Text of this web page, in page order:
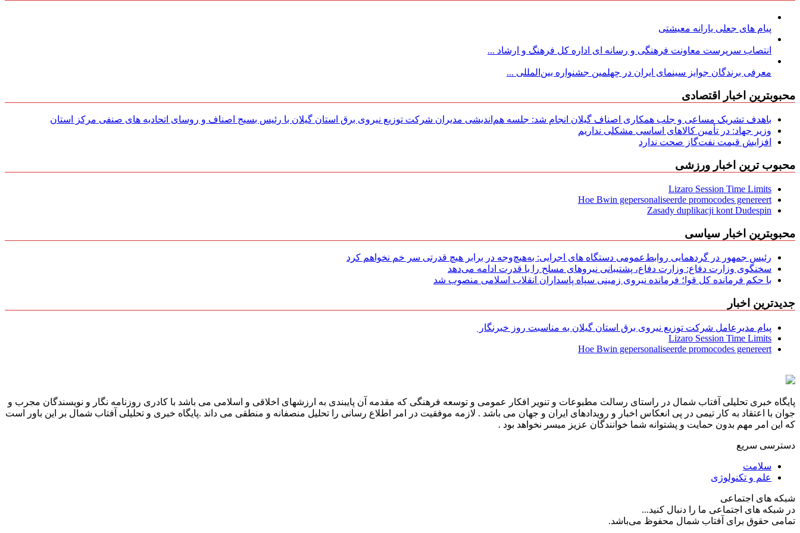
پیام های جعلی یارانه معیشتی
انتصاب سرپرست معاونت فرهنگی و رسانه ای اداره کل فرهنگ و ارشاد ...
معرفی برندگان جوایز سینمای ایران در چهلمین جشنواره بین‌المللی ...
محبوبترین اخبار اقتصادی
باهدف تشریک مساعی و جلب همکاری اصناف گیلان انجام شد: جلسه هم‌اندیشی مدیران شركت توزیع نیروی برق استان گیلان با رئیس بسیج اصناف و روسای اتحادیه های صنفی مركز استان
وزیر جهاد: در تأمین کالاهای اساسی مشکلی نداریم
افزایش قیمت نفت‌گاز صحت ندارد
محبوب ترین اخبار ورزشی
Lizaro Session Time Limits
Hoe Bwin gepersonaliseerde promocodes genereert
Zasady duplikacji kont Dudespin
محبوبترین اخبار سیاسی
رئیس جمهور در گردهمایی روابط‌عمومی دستگاه های اجرایی: به‌هیچ‌وجه در برابر هیچ قدرتی سر خم نخواهم کرد
سخنگوی وزارت دفاع: وزارت دفاع، پشتیبانی نیرو‌های مسلح را با قدرت ادامه می‌دهد
با حکم فرمانده کل قوا؛ فرمانده نیروی زمینی سپاه پاسداران انقلاب اسلامی منصوب شد
جدیدترین اخبار
پیام مدیرعامل شركت توزیع نیروی برق استان گیلان به مناسبت روز خبرنگار ‌
Lizaro Session Time Limits
Hoe Bwin gepersonaliseerde promocodes genereert
پایگاه خبری تحلیلی آفتاب شمال در راستای رسالت مطبوعات و تنویر افکار عمومی و توسعه فرهنگی که مقدمه آن پایبندی به ارزشهای اخلاقی و اسلامی می باشد با کادری روزنامه نگار و نویسندگان مجرب و
جوان با اعتقاد به کار تیمی در پی انعکاس اخبار و رویدادهای ایران و جهان می باشد . لازمه موفقیت در امر اطلاع رسانی را تحلیل منصفانه و منطقی می داند .پایگاه خبری و تحلیلی آفتاب شمال بر این باور است
که این امر مهم بدون حمایت و پشتوانه شما خوانندگان عزیز میسر نخواهد بود .
دسترسی سریع
سلامت
علم و تکنولوژی
شبکه های اجتماعی
در شبکه های اجتماعی ما را دنبال کنید...
تمامی حقوق برای آفتاب شمال محفوظ می‌باشد.